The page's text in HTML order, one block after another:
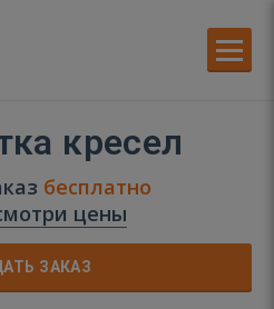
кресел
бесплатно
цены
ЗАКАЗ